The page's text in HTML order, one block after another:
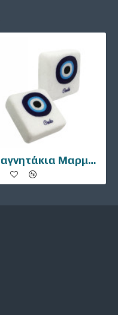
Μαγνητάκια Μαρμάρινα 10106-007